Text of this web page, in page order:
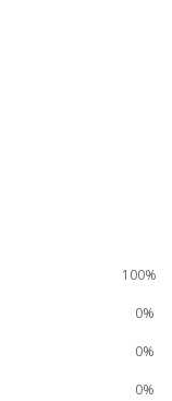
100%
0%
0%
0%